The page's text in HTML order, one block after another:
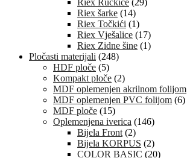
Riex Ručkice (29)
Riex šarke (14)
Riex Točkići (1)
Riex Vješalice (17)
Riex Zidne šine (1)
Pločasti materijali (248)
HDF ploče (5)
Kompakt ploče (2)
MDF oplemenjen akrilnom folijom
MDF oplemenjen PVC folijom (6)
MDF ploče (15)
Oplemenjena iverica (146)
Bijela Front (2)
Bijela KORPUS (2)
COLOR BASIC (20)